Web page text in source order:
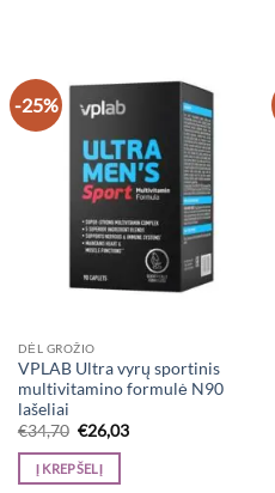
-25%
DĖL GROŽIO
VPLAB Ultra vyrų sportinis
multivitamino formulė N90
lašeliai
€34,70 Original
price
was:
€34,70.
€26,03Current
Į KREPŠELĮ